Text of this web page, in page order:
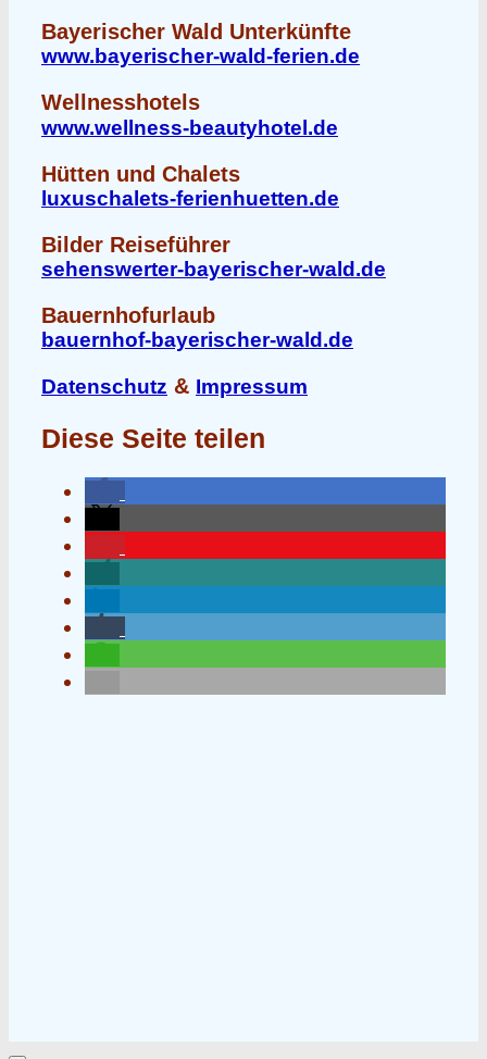
Bayerischer Wald Unterkünfte
www.bayerischer-wald-ferien.de
Wellnesshotels
www.wellness-beautyhotel.de
Hütten und Chalets
luxuschalets-ferienhuetten.de
Bilder Reiseführer
sehenswerter-bayerischer-wald.de
Bauernhofurlaub
bauernhof-bayerischer-wald.de
Datenschutz & Impressum
Diese Seite teilen